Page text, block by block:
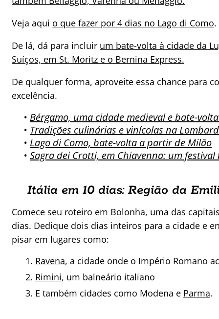
Veja aqui o que fazer por 4 dias no Lago di Como.
De lá, dá para incluir um bate-volta à cidade da
Suíços, em St. Moritz e o Bernina Express.
De qualquer forma, aproveite essa chance para
excelência.
• Bérgamo, uma cidade medieval e bate-
• Tradições culinárias e vinícolas na
• Lago di Como, bate-volta a partir de Milão
• Sagra dei Crotti, em Chiavenna: um
Itália em 10 dias: Região da
Comece seu roteiro em Bolonha, uma das
dias. Dedique dois dias inteiros para a cidade e
pisar em lugares como:
Ravena, a cidade onde o Império Romano
Rimini, um balneário italiano
E também cidades como Modena e Parma.